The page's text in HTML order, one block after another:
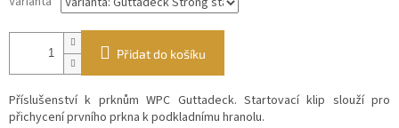
Přidat do košíku
Příslušenství k prknům WPC Guttadeck. Startovací klip slouží pro
přichycení prvního prkna k podkladnímu hranolu.